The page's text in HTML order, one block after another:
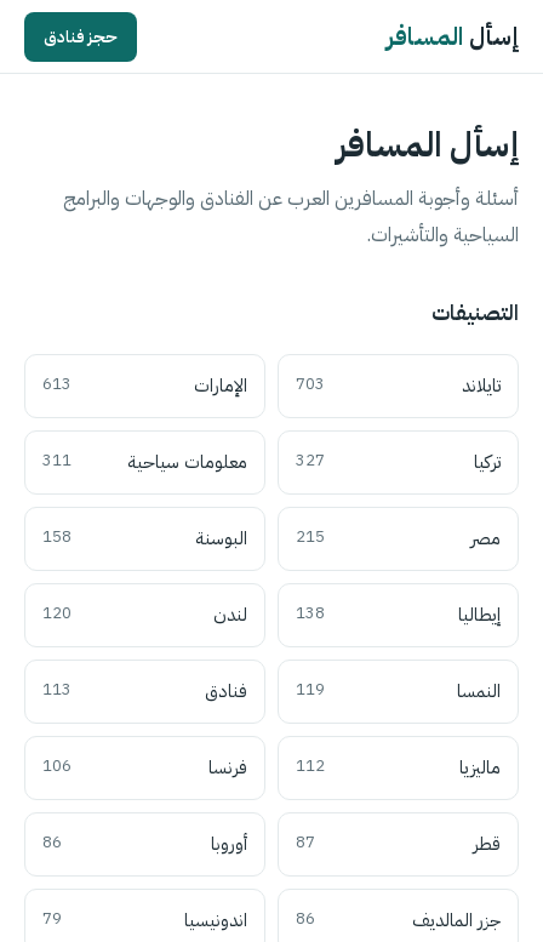
إسأل المسافر حجز فنادق
إسأل المسافر
أسئلة وأجوبة المسافرين العرب عن الفنادق والوجهات والبرامج
السياحية والتأشيرات.
التصنيفات
تايلاند 703 الإمارات 613
تركيا 327 معلومات سياحية 311
مصر 215 البوسنة 158
إيطاليا 138 لندن 120
النمسا 119 فنادق 113
ماليزيا 112 فرنسا 106
قطر 87 أوروبا 86
جزر المالديف 86 اندونيسيا 79